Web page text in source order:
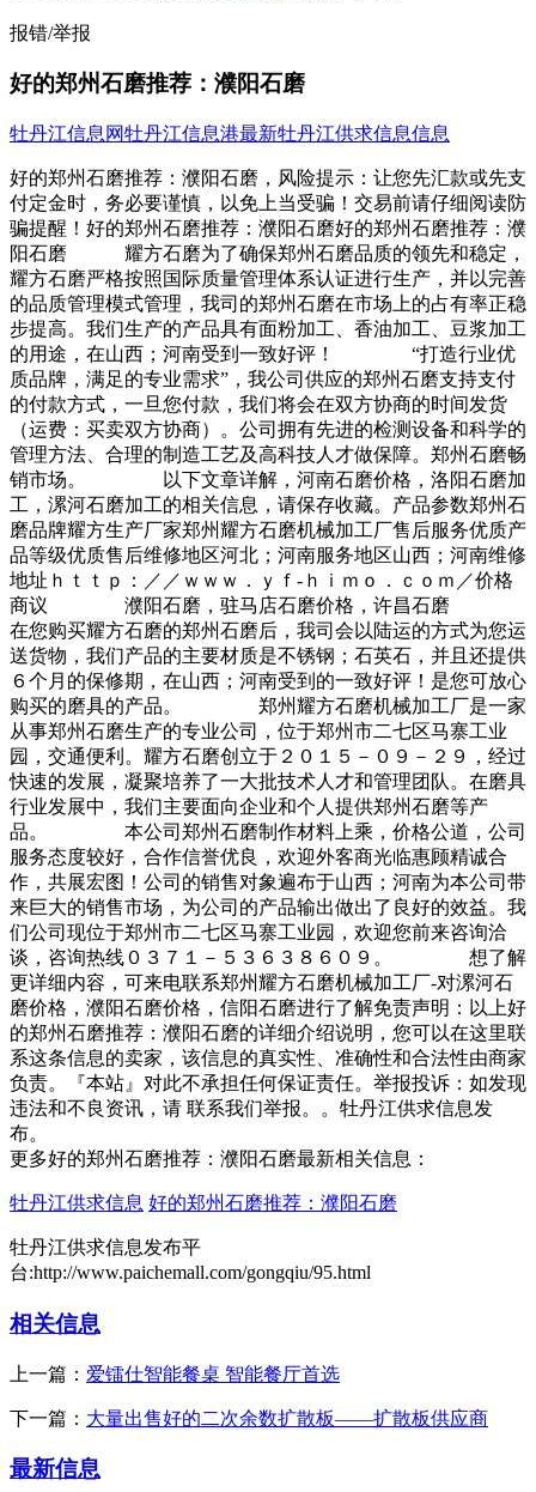
报错/举报
好的郑州石磨推荐：濮阳石磨
牡丹江信息网牡丹江信息港最新牡丹江供求信息信息
好的郑州石磨推荐：濮阳石磨，风险提示：让您先汇款或先支
付定金时，务必要谨慎，以免上当受骗！交易前请仔细阅读防
骗提醒！好的郑州石磨推荐：濮阳石磨好的郑州石磨推荐：濮
阳石磨 耀方石磨为了确保郑州石磨品质的领先和稳定，
耀方石磨严格按照国际质量管理体系认证进行生产，并以完善
的品质管理模式管理，我司的郑州石磨在市场上的占有率正稳
步提高。我们生产的产品具有面粉加工、香油加工、豆浆加工
的用途，在山西；河南受到一致好评！ “打造行业优
质品牌，满足的专业需求”，我公司供应的郑州石磨支持支付
的付款方式，一旦您付款，我们将会在双方协商的时间发货
（运费：买卖双方协商）。公司拥有先进的检测设备和科学的
管理方法、合理的制造工艺及高科技人才做保障。郑州石磨畅
销市场。 以下文章详解，河南石磨价格，洛阳石磨加
工，漯河石磨加工的相关信息，请保存收藏。产品参数郑州石
磨品牌耀方生产厂家郑州耀方石磨机械加工厂售后服务优质产
品等级优质售后维修地区河北；河南服务地区山西；河南维修
地址ｈｔｔｐ：／／ｗｗｗ．ｙｆ-ｈｉｍｏ．ｃｏｍ／价格
商议 濮阳石磨，驻马店石磨价格，许昌石磨
在您购买耀方石磨的郑州石磨后，我司会以陆运的方式为您运
送货物，我们产品的主要材质是不锈钢；石英石，并且还提供
６个月的保修期，在山西；河南受到的一致好评！是您可放心
购买的磨具的产品。 郑州耀方石磨机械加工厂是一家
从事郑州石磨生产的专业公司，位于郑州市二七区马寨工业
园，交通便利。耀方石磨创立于２０１５－０９－２９，经过
快速的发展，凝聚培养了一大批技术人才和管理团队。在磨具
行业发展中，我们主要面向企业和个人提供郑州石磨等产
品。 本公司郑州石磨制作材料上乘，价格公道，公司
服务态度较好，合作信誉优良，欢迎外客商光临惠顾精诚合
作，共展宏图！公司的销售对象遍布于山西；河南为本公司带
来巨大的销售市场，为公司的产品输出做出了良好的效益。我
们公司现位于郑州市二七区马寨工业园，欢迎您前来咨询洽
谈，咨询热线０３７１－５３６３８６０９。 想了解
更详细内容，可来电联系郑州耀方石磨机械加工厂-对漯河石
磨价格，濮阳石磨价格，信阳石磨进行了解免责声明：以上好
的郑州石磨推荐：濮阳石磨的详细介绍说明，您可以在这里联
系这条信息的卖家，该信息的真实性、准确性和合法性由商家
负责。『本站』对此不承担任何保证责任。举报投诉：如发现
违法和不良资讯，请 联系我们举报。。牡丹江供求信息发
布。
更多好的郑州石磨推荐：濮阳石磨最新相关信息：
牡丹江供求信息 好的郑州石磨推荐：濮阳石磨
牡丹江供求信息发布平
台:http://www.paichemall.com/gongqiu/95.html
相关信息
上一篇： 爱镭仕智能餐桌 智能餐厅首选
下一篇： 大量出售好的二次余数扩散板——扩散板供应商
最新信息